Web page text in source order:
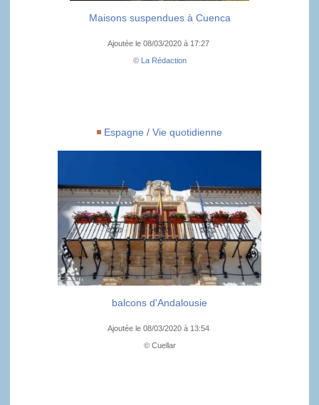
Maisons suspendues à Cuenca
Ajoutée le 08/03/2020 à 17:27
© La Rédaction
Espagne / Vie quotidienne
balcons d'Andalousie
Ajoutée le 08/03/2020 à 13:54
© Cuellar